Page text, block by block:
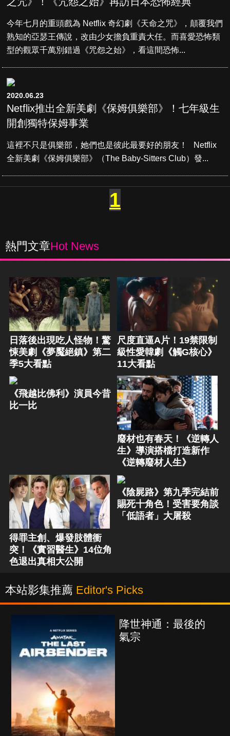
今年七月的重頭戲為 Netflix 奇幻劇《天命之咒》，顛覆我們
熟知的亞瑟王傳說，改由少女擔負重責大任。而喜愛恐怖類
型的觀眾千萬別錯過《咒怨之始》，看這間恐怖...
2020.06.23
Netflix推出全新美劇《保姆俱樂部》！七年級生
開創獨特保姆事業
這裡不只是俱樂部，她們也是彼此最要好的朋友！ Netflix
全新美劇《保姆俱樂部》（The Baby-Sitters Club）發...
1
熱門文章Hot News
日落後出現吃人怪物！驚
悚美劇《夢魘絕鎮》第二
季5大看點
尺度直逼A片！19禁限制
級性愛韓劇《觸G核心》
11大看點
《飛越比佛利》演員今昔
比一比
廢材也有春天！《逆轉人
生》導演搭檔打造新作
《逆轉廢材人生》
得罪主創、爆發肢體衝
突！《實習醫生》14位角
色退出真相大公開
《陰屍路》第九季完結前
賜死十角色！受害要角談
「低語者」大屠殺
本站影集推薦 Editor's Picks
降世神通：最後的
氣宗